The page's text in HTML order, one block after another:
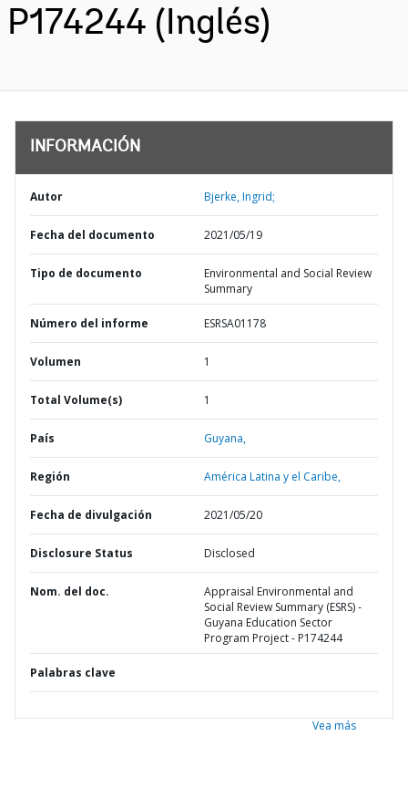
P174244 (Inglés)
INFORMACIÓN
Autor Bjerke, Ingrid;
Fecha del documento 2021/05/19
Tipo de documento
Environmental and Social Review
Summary
Número del informe ESRSA01178
Volumen 1
Total Volume(s) 1
País Guyana,
Región América Latina y el Caribe,
Fecha de divulgación 2021/05/20
Disclosure Status Disclosed
Nom. del doc.
Appraisal Environmental and
Social Review Summary (ESRS) -
Guyana Education Sector
Program Project - P174244
Palabras clave
Vea más